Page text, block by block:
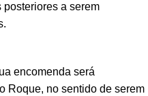
posteriores a serem
encomenda será
Roque, no sentido de serem